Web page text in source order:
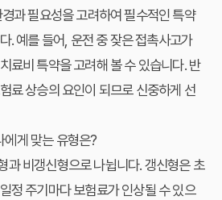
과 필요성을 고려하여 필수적인 특약
. 예를 들어, 운전 중 잦은 접촉사고가
료비 특약을 고려해 볼 수 있습니다. 반
료 상승의 요인이 되므로 신중하게 선
게 맞는 유형은?
과 비갱신형으로 나뉩니다. 갱신형은 초
정 주기마다 보험료가 인상될 수 있으